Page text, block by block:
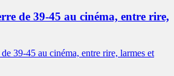
de 39-45 au cinéma, entre rire,